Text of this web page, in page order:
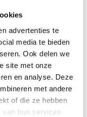
advertenties te
media te bieden
Ook delen we
site met onze
en analyse. Deze
met andere
of die ze hebben
van hun services.
kunt gebruiken,
of het nu zomer of
en comfort met
dekbed is dat past bij
gemak van een 4
bijdraagt